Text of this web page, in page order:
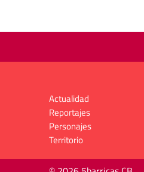
Actualidad
Reportajes
Personajes
Territorio